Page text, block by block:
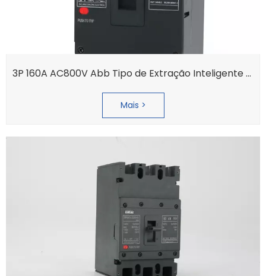
3P 160A AC800V Abb Tipo de Extração Inteligente Hyundai Disjuntor em Caixa Moldada
Mais >